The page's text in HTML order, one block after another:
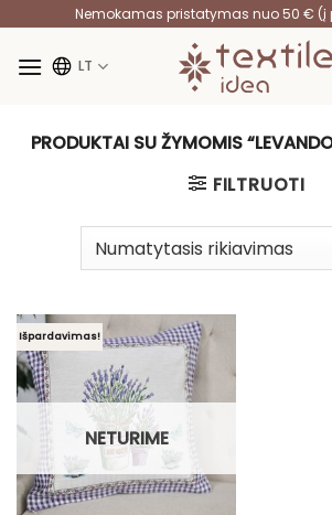
content
Nemokamas pristatymas nuo 50 € (į
LT
PRODUKTAI SU ŽYMOMIS
FILTRUOTI
Išpardavimas!
NETURIME